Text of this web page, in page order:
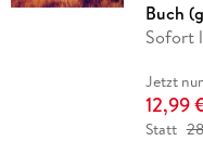
Buch
Sofort
Jetzt nur
12,99
Statt